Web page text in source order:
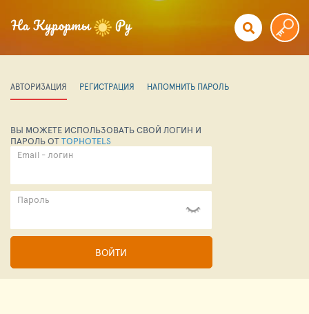
АВТОРИЗАЦИЯ РЕГИСТРАЦИЯ НАПОМНИТЬ ПАРОЛЬ
ВЫ МОЖЕТЕ ИСПОЛЬЗОВАТЬ СВОЙ ЛОГИН И
ПАРОЛЬ ОТTOPHOTELS
Email - логин
Пароль
ВОЙТИ